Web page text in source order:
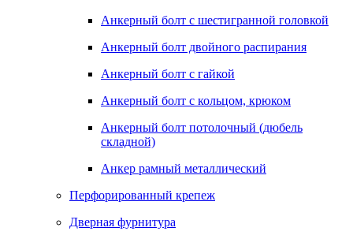
Анкерный болт с шестигранной головкой
Анкерный болт двойного распирания
Анкерный болт с гайкой
Анкерный болт с кольцом, крюком
Анкерный болт потолочный (дюбель
складной)
Анкер рамный металлический
Перфорированный крепеж
Дверная фурнитура